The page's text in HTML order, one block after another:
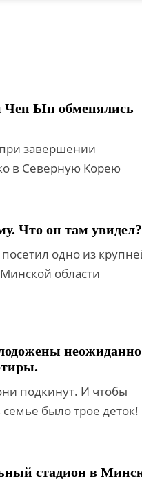
Чен Ын обменялись
завершении
в Северную Корею
Что он там увидел?
одно из
области
неожиданно
подкинут. И чтобы
было трое деток!
стадион в